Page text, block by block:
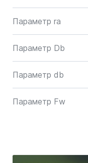
Параметр ra
Параметр Db
Параметр db
Параметр Fw